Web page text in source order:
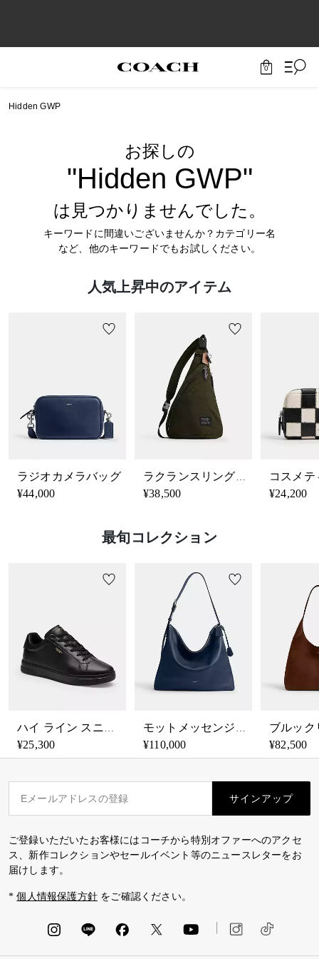
0
Hidden GWP
お探しの
"Hidden GWP"
は見つかりませんでした。
キーワードに間違いございませんか？カテゴリー名
など、他のキーワードでもお試しください。
人気上昇中のアイテム
ラジオカメラバッグ
¥44,000
ラクランスリング・シグネチャーナイロン
¥38,500 ¥24,200
最旬コレクション
¥25,300 ¥110,000 ¥82,500
サインアップ
ご登録いただいたお客様にはコーチから特別オファーへのアクセ
ス、新作コレクションやセールイベント等のニュースレターをお
届けします。
*個人情報保護方針 をご確認ください。